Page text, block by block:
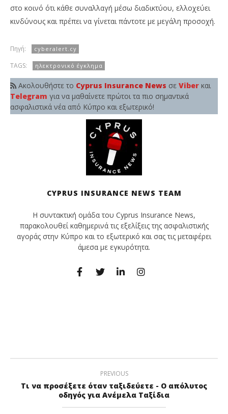
στο κοινό ότι κάθε συναλλαγή μέσω διαδικτύου, ελλοχεύει
κινδύνους και πρέπει να γίνεται πάντοτε με μεγάλη προσοχή.
Πηγή: cyberalert.cy
TAGS: ηλεκτρονικό έγκλημα
Ακολουθήστε το Cyprus Insurance News σε Viber και
Telegram για να μαθαίνετε πρώτοι τα πιο σημαντικά
ασφαλιστικά νέα από Κύπρο και εξωτερικό!
CYPRUS INSURANCE NEWS TEAM
Η συντακτική ομάδα του Cyprus Insurance News,
παρακολουθεί καθημερινά τις εξελίξεις της ασφαλιστικής
αγοράς στην Κύπρο και το εξωτερικό και σας τις μεταφέρει
άμεσα με εγκυρότητα.
PREVIOUS
Τι να προσέξετε όταν ταξιδεύετε - Ο απόλυτος
οδηγός για Ανέμελα Ταξίδια